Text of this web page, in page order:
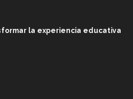
la experiencia educativa